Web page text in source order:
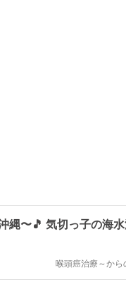
縄〜🎵 気切っ子の海
喉頭癌治療～か